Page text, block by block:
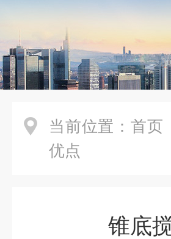
当前位置： 首页
优点
锥底